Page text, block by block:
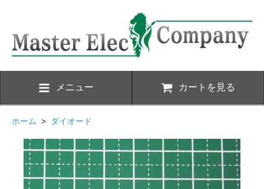
メニュー カートを見る
ホーム > ダイオード